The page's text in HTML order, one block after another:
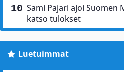
Sami Pajari ajoi Suomen
katso tulokset
Luetuimmat